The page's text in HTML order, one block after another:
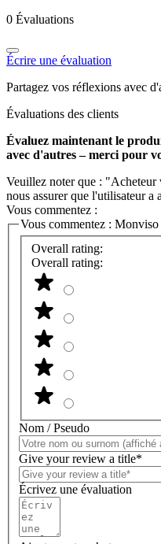
0 Évaluations
Écrire une évaluation
Partagez vos réflexions avec
Évaluations des clients
Évaluez maintenant le
avec d'autres – merci pour
Veuillez noter que :
nous assurer que l'utilisateur a
Vous commentez :
Vous commentez : Monviso
Overall rating:
Overall rating:
Nom / Pseudo
Give your review a title*
Écrivez une évaluation